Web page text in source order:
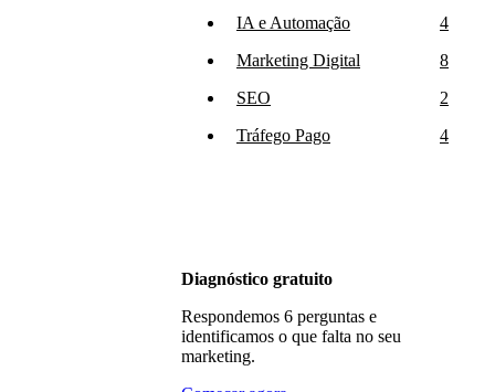
IA e Automação
4
Marketing Digital
8
SEO
2
Tráfego Pago
4
Diagnóstico gratuito
Respondemos 6 perguntas e
identificamos o que falta no seu
marketing.